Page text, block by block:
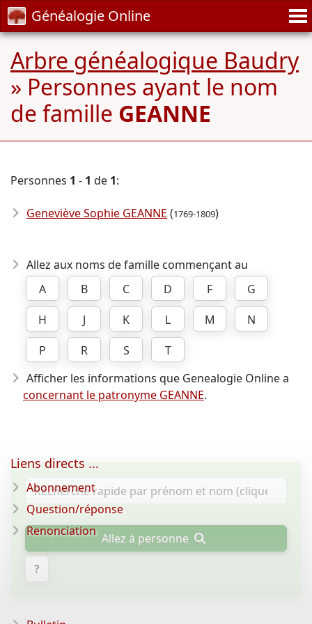
Généalogie Online
Arbre généalogique Baudry
» Personnes ayant le nom
de famille GEANNE
Personnes 1 - 1 de 1:
Geneviève Sophie GEANNE (1769-1809)
Allez aux noms de famille commençant au
A
B C D F
G
H
J K L M
N
P
R S
T
Afficher les informations que Genealogie Online a
concernant le patronyme GEANNE.
Allez à personne
?
Liens directs ...
Abonnement
Question/réponse
Renonciation